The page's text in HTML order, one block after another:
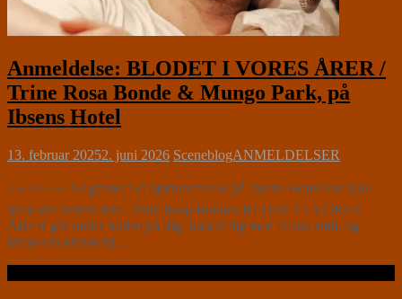
Anmeldelse: BLODET I VORES ÅRER /
Trine Rosa Bonde & Mungo Park, på
Ibsens Hotel
13. februar 20252. juni 2026 SceneblogANMELDELSER
⭐⭐⭐⭐⭐⭐ 13 gæster i et hjørneværelse på Ibsens Hotel ved ikke
hvad der venter dem. Trine Rosa Bondes BLODET I VORES
ÅRER går under huden på dig, lokker dig med falske smil, og
klæder broderskab[…]